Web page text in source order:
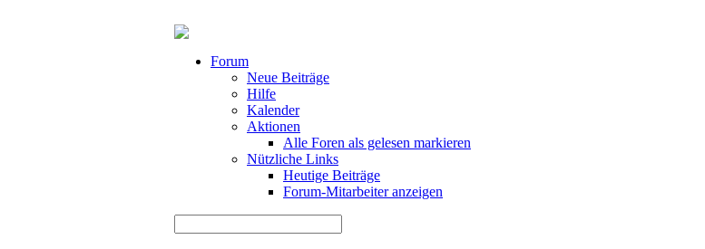
Forum
Neue Beiträge
Hilfe
Kalender
Aktionen
Alle Foren als gelesen markieren
Nützliche Links
Heutige Beiträge
Forum-Mitarbeiter anzeigen